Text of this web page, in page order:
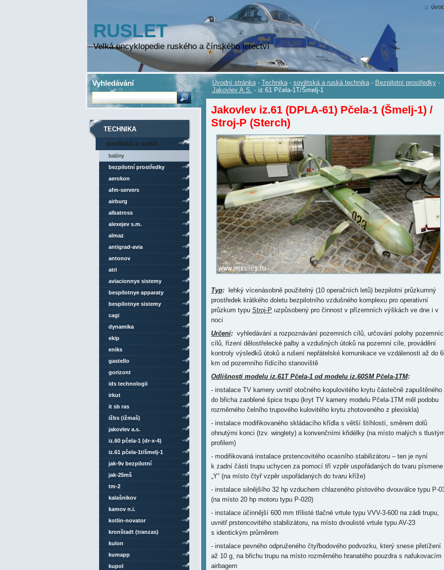
RUSLET
Velká encyklopedie ruského a čínského letectví
Úvodní stránka - Technika - sovětská a ruská technika - Bezpilotní prostředky -
Jakovlev A.S. - iz.61 Pčela-1T/Šmelj-1
Jakovlev iz.61 (DPLA-61) Pčela-1 (Šmelj-1) /
Stroj-P (Sterch)
Typ:lehký vícenásobně použitelný (10 operačních letů) bezpilotní průzkumný
prostředek krátkého doletu bezpilotního vzdušného komplexu pro operativní
průzkum typu Stroj-P uzpůsobený pro činnost v přízemních výškách ve dne i v
noci
Určení:vyhledávání a rozpoznávání pozemních cílů, určování polohy
cílů, řízení dělostřelecké palby a vzdušných útoků na pozemní cíle, provádění
kontroly výsledků útoků a rušení nepřátelské komunikace ve vzdálenosti až do
km od pozemního řídícího stanoviště
Odlišnosti modelu iz.61T Pčela-1 od modelu iz.60SM Pčela-1TM:
- instalace TV kamery uvnitř otočného kopulovitého krytu částečně zapuštěného
do břicha zaoblené špice trupu (kryt TV kamery modelu Pčela-1TM měl podobu
rozměrného čelního trupového kulovitého krytu zhotoveného z plexiskla)
- instalace modifikovaného skládacího křídla s větší štíhlostí, směrem dolů
ohnutými konci (tzv. winglety) a konvenčními křidélky (na místo malých s
profilem)
- modifikovaná instalace prstencovitého ocasního stabilizátoru – ten je nyní
k zadní části trupu uchycen za pomocí tří vzpěr uspořádaných do tvaru písmene
„Y“ (na místo čtyř vzpěr uspořádaných do tvaru kříže)
- instalace silnějšího 32 hp vzduchem chlazeného pístového dvouválce typu P-
(na místo 20 hp motoru typu P-020)
- instalace účinnější 600 mm třílisté tlačné vrtule typu VVV-3-600 na zádi trupu,
uvnitř prstencovitého stabilizátoru, na místo dvoulisté vrtule typu AV-23
s identickým průměrem
- instalace pevného odpruženého čtyřbodového podvozku, který snese přetížení
až 10 g, na břichu trupu na místo rozměrného hranatého pouzdra s nafukovacím
airbagem
TECHNIKA
sovětská a ruská
technika
balóny
bezpilotní prostředky
aerokon
afm-servers
airburg
albatross
alexejev s.m.
almaz
antigrad-avia
antonov
atri
aviacionnye sistemy
bespilotnye apparaty
bespilotnye sistemy
cagi
dynamika
ekip
eniks
gastello
gorizont
ids technologii
irkut
it sb ras
ižbs (ižmaš)
jakovlev a.s.
iz.60 pčela-1 (dr-x-4)
iz.61 pčela-1t/šmelj-1
jak-9v bezpilotní
jak-25mš
tm-2
kalašnikov
kamov n.i.
kotlin-novator
kronštadt (tranzas)
kulon
kumapp
kupol
Vyhledávání